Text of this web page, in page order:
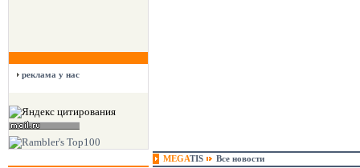
реклама у нас
MEGATIS Все новости